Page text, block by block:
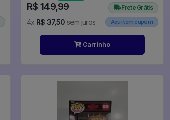
R$ 149,99
4x R$ 37,50 sem juros
Frete Grátis
Aqui tem cupom
Carrinho